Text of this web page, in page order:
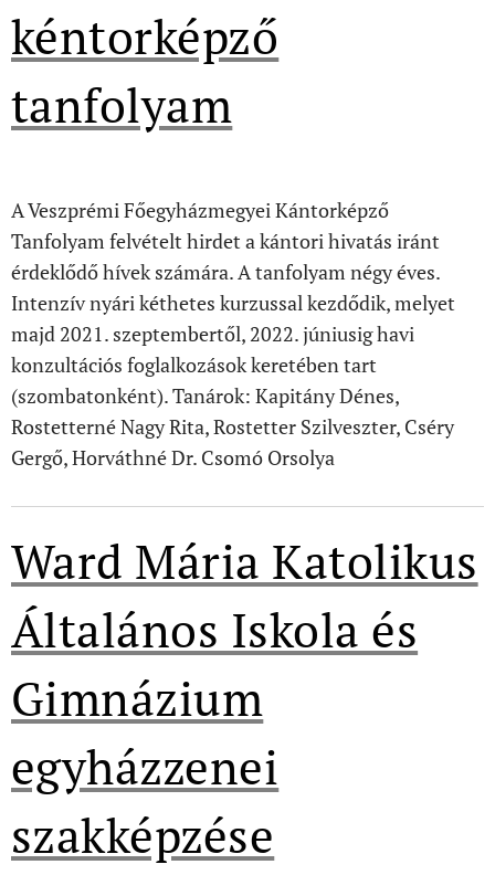
kéntorképző
tanfolyam
A Veszprémi Főegyházmegyei Kántorképző
Tanfolyam felvételt hirdet a kántori hivatás iránt
érdeklődő hívek számára. A tanfolyam négy éves.
Intenzív nyári kéthetes kurzussal kezdődik, melyet
majd 2021. szeptembertől, 2022. júniusig havi
konzultációs foglalkozások keretében tart
(szombatonként). Tanárok: Kapitány Dénes,
Rostetterné Nagy Rita, Rostetter Szilveszter, Cséry
Gergő, Horváthné Dr. Csomó Orsolya
Ward Mária Katolikus
Általános Iskola és
Gimnázium
egyházzenei
szakképzése